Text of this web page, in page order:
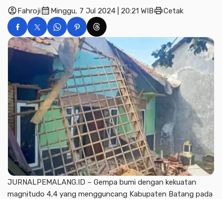
account_circleFahrojicalendar_month Minggu, 7 Jul 2024 | 20:21 WIBprintCetak
JURNALPEMALANG.ID – Gempa bumi dengan kekuatan
magnitudo 4,4 yang mengguncang Kabupaten Batang pada